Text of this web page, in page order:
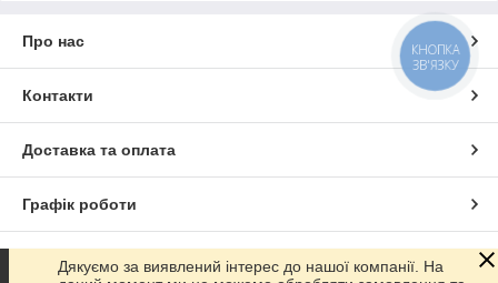
Про нас
Контакти
Доставка та оплата
Графік роботи
Повна версія сайту
Дякуємо за виявлений інтерес до нашої компанії. На
КНОПКА
ЗВ'ЯЗКУ